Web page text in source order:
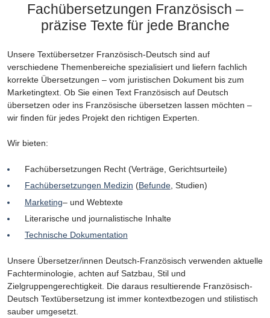
Fachübersetzungen Französisch –
präzise Texte für jede Branche
Unsere Textübersetzer Französisch-Deutsch sind auf
verschiedene Themenbereiche spezialisiert und liefern fachlich
korrekte Übersetzungen – vom juristischen Dokument bis zum
Marketingtext. Ob Sie einen Text Französisch auf Deutsch
übersetzen oder ins Französische übersetzen lassen möchten –
wir finden für jedes Projekt den richtigen Experten.
Wir bieten:
Fachübersetzungen Recht (Verträge, Gerichtsurteile)
Fachübersetzungen Medizin (Befunde, Studien)
Marketing– und Webtexte
Literarische und journalistische Inhalte
Technische Dokumentation
Unsere Übersetzer/innen Deutsch-Französisch verwenden aktuelle
Fachterminologie, achten auf Satzbau, Stil und
Zielgruppengerechtigkeit. Die daraus resultierende Französisch-
Deutsch Textübersetzung ist immer kontextbezogen und stilistisch
sauber umgesetzt.